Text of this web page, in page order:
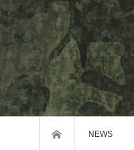
NEWS